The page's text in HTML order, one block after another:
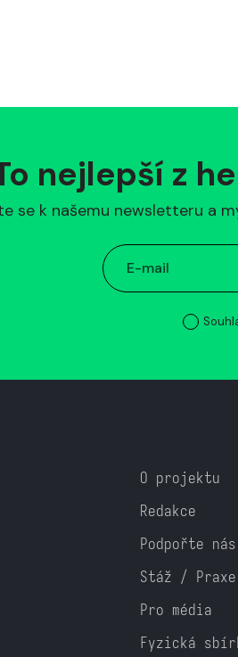
nejlepší z
se k našemu newsletteru a
O projektu
Redakce
Podpořte nás
Stáž / Praxe
Pro média
Fyzická